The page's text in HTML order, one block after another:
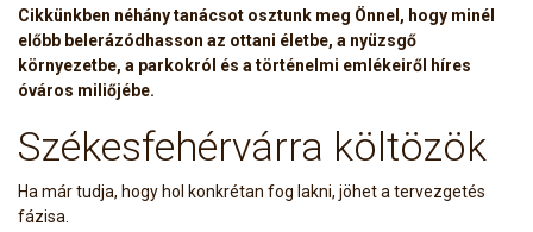
Cikkünkben néhány tanácsot osztunk meg Önnel, hogy minél
előbb belerázódhasson az ottani életbe, a nyüzsgő
környezetbe, a parkokról és a történelmi emlékeiről híres
óváros miliőjébe.
Székesfehérvárra költözök
Ha már tudja, hogy hol konkrétan fog lakni, jöhet a tervezgetés
fázisa.